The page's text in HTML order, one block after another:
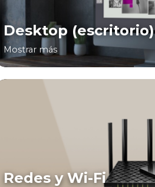
Desktop (escritorio)
Mostrar más
Redes y Wi-Fi